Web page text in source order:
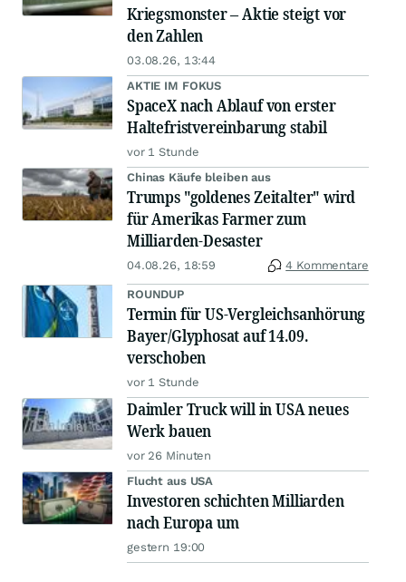
Kriegsmonster – Aktie steigt vor
den Zahlen
03.08.26, 13:44
AKTIE IM FOKUS
SpaceX nach Ablauf von erster
Haltefristvereinbarung stabil
vor 1 Stunde
Chinas Käufe bleiben aus
Trumps "goldenes Zeitalter" wird
für Amerikas Farmer zum
Milliarden-Desaster
04.08.26, 18:59 4 Kommentare
ROUNDUP
Termin für US-Vergleichsanhörung
Bayer/Glyphosat auf 14.09.
verschoben
vor 1 Stunde
Daimler Truck will in USA neues
Werk bauen
vor 26 Minuten
Flucht aus USA
Investoren schichten Milliarden
nach Europa um
gestern 19:00